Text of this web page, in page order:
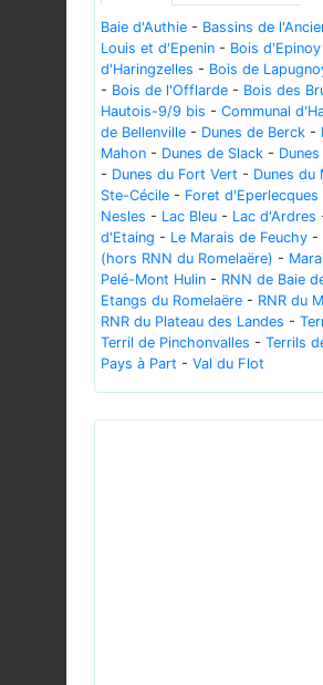
Baie d'Authie - Bassins de
Louis et d'Epenin - Bois d'Epinoy
d'Haringzelles - Bois de
- Bois de l'Offlarde - Bois des
Hautois-9/9 bis - Communal
de Bellenville - Dunes de Berck -
Mahon - Dunes de Slack -
- Dunes du Fort Vert - Dunes du
Ste-Cécile - Foret d'Eperlecques
Nesles - Lac Bleu - Lac d'Ardres
d'Etaing - Le Marais de Feuchy -
(hors RNN du Romelaëre) -
Pelé-Mont Hulin - RNN de Baie
Etangs du Romelaëre - RNR du
RNR du Plateau des Landes -
Terril de Pinchonvalles - Terrils
Pays à Part - Val du Flot